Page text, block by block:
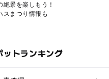
景を楽しもう！
スまつり情報も
ットランキング